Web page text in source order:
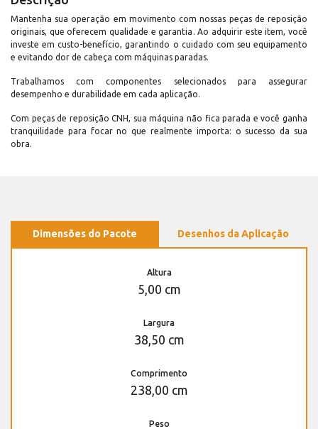
Mantenha sua operação em movimento com nossas peças de reposição
originais, que oferecem qualidade e garantia. Ao adquirir este item, você
investe em custo-benefício, garantindo o cuidado com seu equipamento
e evitando dor de cabeça com máquinas paradas.
Trabalhamos com componentes selecionados para assegurar
desempenho e durabilidade em cada aplicação.
Com peças de reposição CNH, sua máquina não fica parada e você ganha
tranquilidade para focar no que realmente importa: o sucesso da sua
obra.
Dimensões do Pacote Desenhos da Aplicação
Altura
5,00 cm
Largura
38,50 cm
Comprimento
238,00 cm
Peso